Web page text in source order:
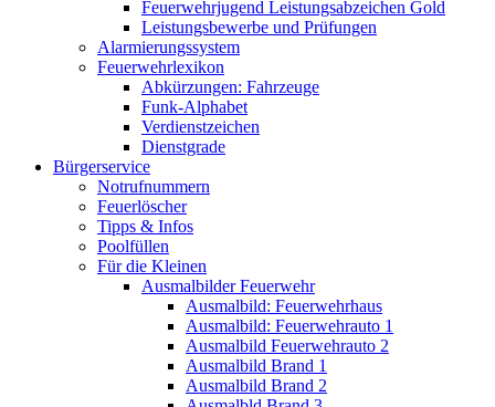
Feuerwehrjugend Leistungsabzeichen Gold
Leistungsbewerbe und Prüfungen
Alarmierungssystem
Feuerwehrlexikon
Abkürzungen: Fahrzeuge
Funk-Alphabet
Verdienstzeichen
Dienstgrade
Bürgerservice
Notrufnummern
Feuerlöscher
Tipps & Infos
Poolfüllen
Für die Kleinen
Ausmalbilder Feuerwehr
Ausmalbild: Feuerwehrhaus
Ausmalbild: Feuerwehrauto 1
Ausmalbild Feuerwehrauto 2
Ausmalbild Brand 1
Ausmalbild Brand 2